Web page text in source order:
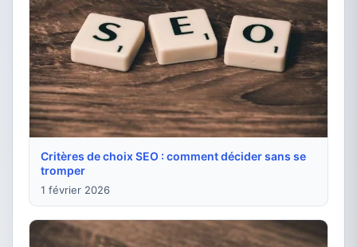
Critères de choix SEO : comment décider sans se
tromper
1 février 2026